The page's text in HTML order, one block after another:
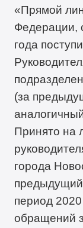
«Прямой
Федерации,
года
(за
Принято на
города
период
обращений